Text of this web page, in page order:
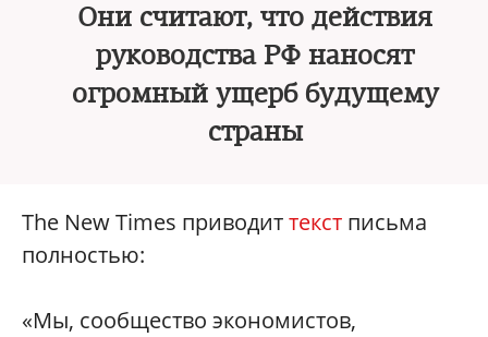
Они считают, что действия
руководства РФ наносят
огромный ущерб будущему
страны
The New Times приводиттекст письма
полностью:
«Мы, сообщество экономистов,